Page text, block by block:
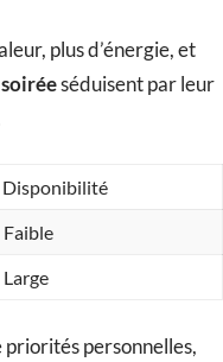
plus d’énergie, et
soiréeséduisent par leur
Disponibilité
Faible
Large
personnelles,